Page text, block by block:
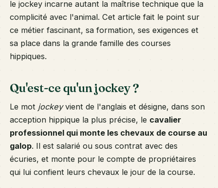
le jockey incarne autant la maîtrise technique que la
complicité avec l'animal. Cet article fait le point sur
ce métier fascinant, sa formation, ses exigences et
sa place dans la grande famille des courses
hippiques.
Qu'est-ce qu'un jockey ?
Le mot jockeyvient de l'anglais et désigne, dans son
acception hippique la plus précise, le cavalier
professionnel qui monte les chevaux de course au
galop. Il est salarié ou sous contrat avec des
écuries, et monte pour le compte de propriétaires
qui lui confient leurs chevaux le jour de la course.